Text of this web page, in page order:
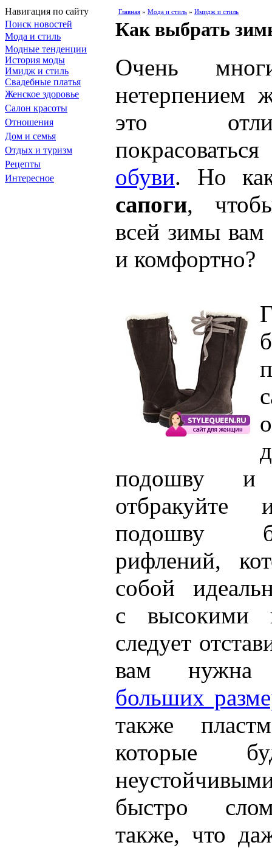
Навигация по сайту
Поиск новостей
Мода и стиль
Модные тенденции
История моды
Имидж и стиль
Свадебные платья
Женское здоровье
Салон красоты
Отношения
Дом и семья
Отдых и туризм
Рецепты
Интересное
Главная » Мода и стиль » Имидж и стиль
Как выбрать
Очень
нетерпением
это
обуви. Но
сапоги,
всей зимы
и комфортно?
подошву и
отбракуйте
подошву
рифлений,
собой
с высокими
следует
вам
больших
также
которые
быстро
также, что